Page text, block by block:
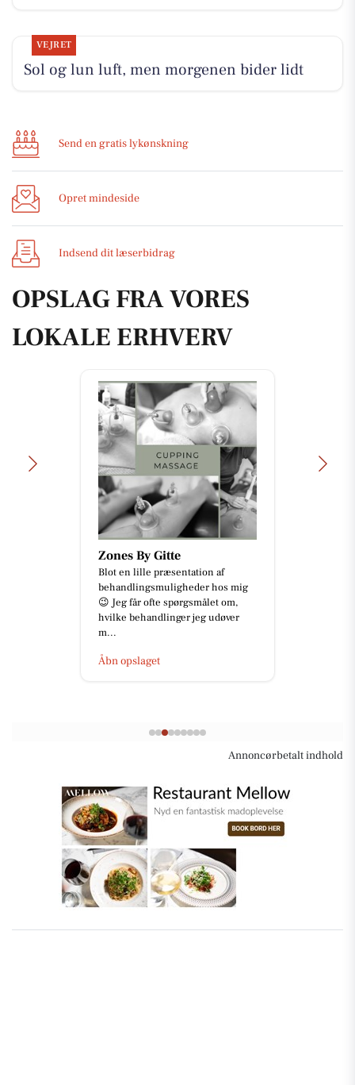
VEJRET
Sol og lun luft, men morgenen bider lidt
Send en gratis lykønskning
Opret mindeside
Indsend dit læserbidrag
OPSLAG FRA VORES
LOKALE ERHVERV
Zones By Gitte
Blot en lille præsentation af
behandlingsmuligheder hos mig
😉 Jeg får ofte spørgsmålet om,
hvilke behandlinger jeg udøver
m...
Åbn opslaget
Annoncørbetalt indhold